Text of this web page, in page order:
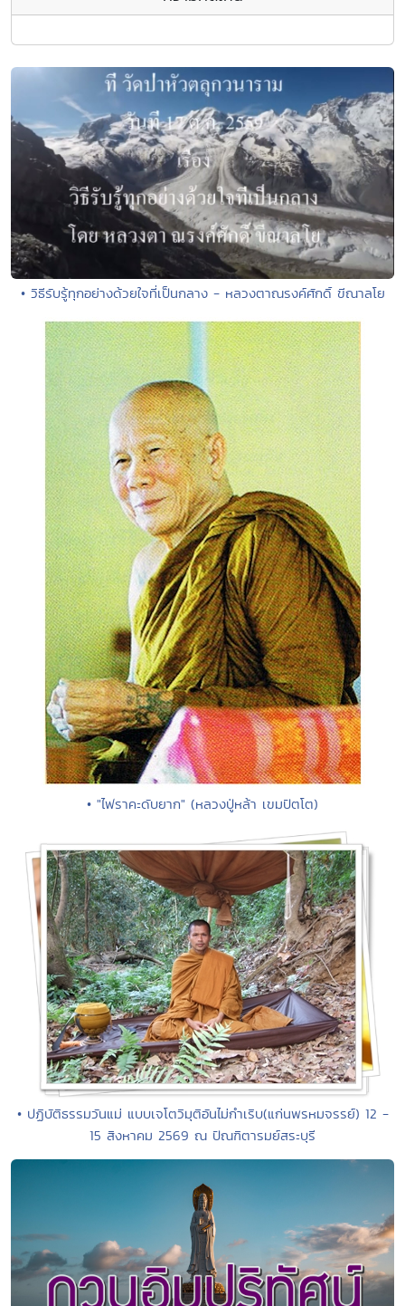
• วิธีรับรู้ทุกอย่างด้วยใจที่เป็นกลาง - หลวงตาณรงค์ศักดิ์ ขีณาลโย
• "ไฟราคะดับยาก" (หลวงปู่หล้า เขมปัตโต)
• ปฏิบัติธรรมวันแม่ แบบเจโตวิมุติอันไม่กำเริบ(แก่นพรหมจรรย์) 12 -
15 สิงหาคม 2569 ณ ปัณฑิตารมย์สระบุรี